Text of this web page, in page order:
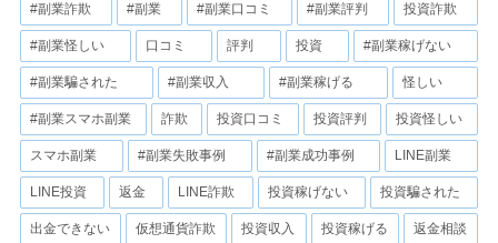
#副業詐欺 #副業 #副業口コミ #副業評判 投資詐欺
#副業怪しい 口コミ 評判 投資 #副業稼げない
#副業騙された #副業収入 #副業稼げる 怪しい
#副業スマホ副業 詐欺 投資口コミ 投資評判 投資怪しい
スマホ副業 #副業失敗事例 #副業成功事例 LINE副業
LINE投資 返金 LINE詐欺 投資稼げない 投資騙された
出金できない 仮想通貨詐欺 投資収入 投資稼げる 返金相談